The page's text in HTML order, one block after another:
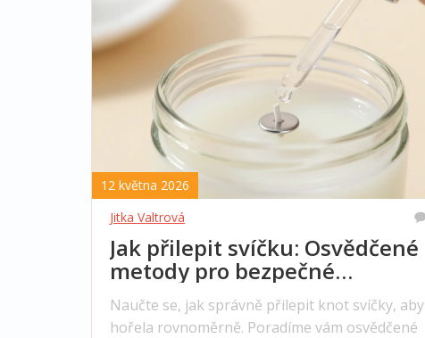
12 května 2026
Jitka Valtrová
Jak přilepit svíčku: Osvědčené
metody pro bezpečné
upevnění knotu
Naučte se, jak správně přilepit knot svíčky, aby
hořela rovnoměrně. Poradíme vám osvědčené